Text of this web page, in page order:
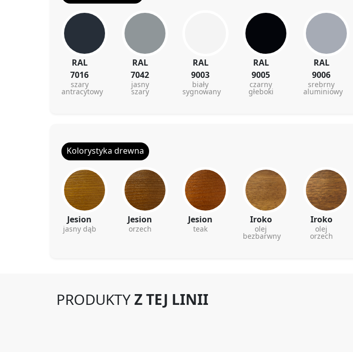
RAL
7016
szary
antracytowy
RAL
7042
jasny
szary
RAL
9003
biały
sygnowany
RAL
9005
czarny
głeboki
RAL
9006
srebrny
aluminiowy
Kolorystyka drewna
Jesion
jasny dąb
Jesion
orzech
Jesion
teak
Iroko
olej
bezbarwny
Iroko
olej
orzech
PRODUKTYZ TEJ LINII